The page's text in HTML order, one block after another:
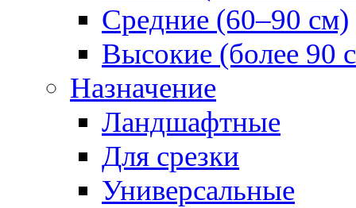
Средние (60–90 см)
Высокие (более 90
Назначение
Ландшафтные
Для срезки
Универсальные